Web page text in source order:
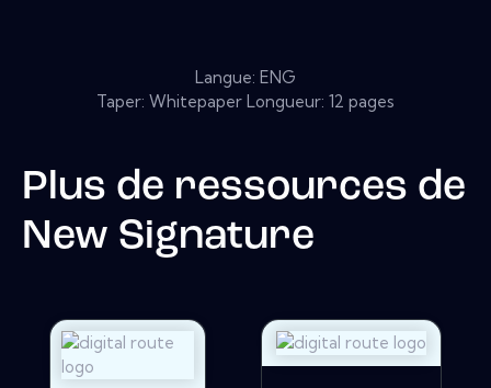
Langue: ENG
Taper: Whitepaper Longueur: 12 pages
Plus de ressources de
New Signature